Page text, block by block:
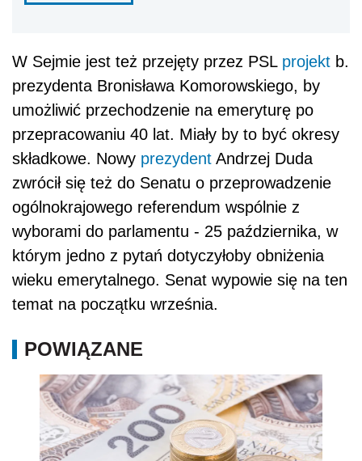
W Sejmie jest też przejęty przez PSL projekt b.
prezydenta Bronisława Komorowskiego, by
umożliwić przechodzenie na emeryturę po
przepracowaniu 40 lat. Miały by to być okresy
składkowe. Nowy prezydent Andrzej Duda
zwrócił się też do Senatu o przeprowadzenie
ogólnokrajowego referendum wspólnie z
wyborami do parlamentu - 25 października, w
którym jedno z pytań dotyczyłoby obniżenia
wieku emerytalnego. Senat wypowie się na ten
temat na początku września.
POWIĄZANE